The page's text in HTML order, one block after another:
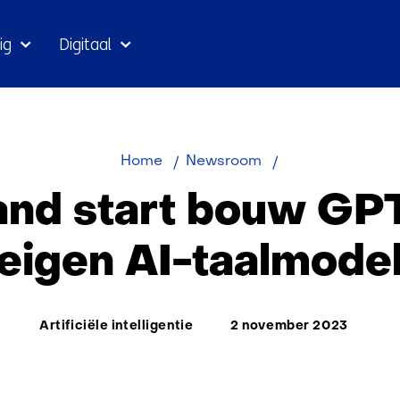
Digitaal
Home Newsroom
bouw
NL
AI-
start bouw
AI-
Thema:
Artificiële intelligentie 2 november 2023